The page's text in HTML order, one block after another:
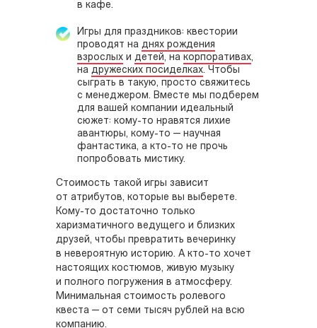
в кафе.
Игры для праздников: квестории
проводят на днях рождения
взрослых и детей, на корпоративах,
на дружеских посиделках. Чтобы
сыграть в такую, просто свяжитесь
с менеджером. Вместе мы подберем
для вашей компании идеальный
сюжет: кому-то нравятся лихие
авантюры, кому-то — научная
фантастика, а кто-то не прочь
попробовать мистику.
Стоимость такой игры зависит
от атрибутов, которые вы выберете.
Кому-то достаточно только
харизматичного ведущего и близких
друзей, чтобы превратить вечеринку
в невероятную историю. А кто-то хочет
настоящих костюмов, живую музыку
и полного погружения в атмосферу.
Минимальная стоимость ролевого
квеста — от семи тысяч рублей на всю
компанию.